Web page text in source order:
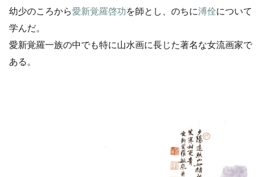
幼少のころから愛新覚羅啓功を師とし、のちに溥佺について
学んだ。
愛新覚羅一族の中でも特に山水画に長じた著名な女流画家で
ある。